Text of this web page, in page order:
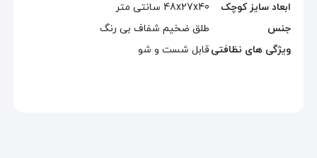
ابعاد سایز کوچک
48x27x40 سانتی متر
جنس
طلق ضخیم شفاف بی رنگ
ویژگی های نظافتی قابل شست و شو